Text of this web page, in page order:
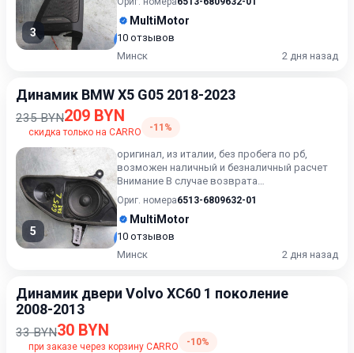
3
MultiMotor
10 отзывов
Минск
2 дня назад
Динамик BMW X5 G05 2018-2023
235 BYN209 BYN
скидка только на CARRO -11%
5
оригинал, из италии, без пробега по рб,
возможен наличный и безналичный расчет
Внимание В случае возврата
приобретённого товара, затраты кли...
Ориг. номера6513-6809632-01
MultiMotor
10 отзывов
Минск
2 дня назад
Динамик двери Volvo XC60 1 поколение
2008-2013
33 BYN30 BYN
при заказе через корзину CARRO -10%